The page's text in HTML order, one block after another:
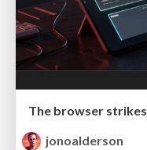
The browser
jonoalderson